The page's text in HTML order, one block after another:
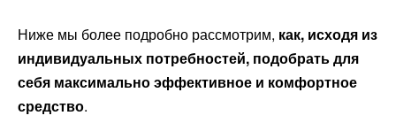
Ниже мы более подробно рассмотрим, как, исходя из
индивидуальных потребностей, подобрать для
себя максимально эффективное и комфортное
средство.